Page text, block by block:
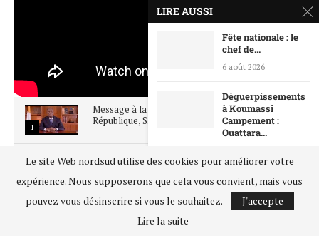
1
Message à la Nation du Président de la
République, S.E.M...
SOMMET UE UA BRUXELLES FEV 2022
Voeux 2022 : Le message du Président de la
République...
LIRE AUSSI
Fête nationale : le
chef de...
6 août 2026
Déguerpissements
à Koumassi
Campement :
Ouattara...
Société civile : le
gouvernement crée
Le site Web nordsud utilise des cookies pour améliorer votre
expérience. Nous supposerons que cela vous convient, mais vous
pouvez vous désinscrire si vous le souhaitez.
J'accepte
Lire la suite